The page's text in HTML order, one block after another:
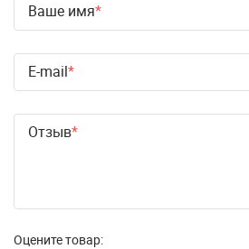
Ваше имя
E-mail
Отзыв
Оцените товар: